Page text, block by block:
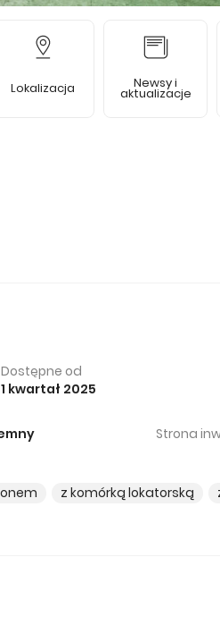
Lokalizacja Newsy i
aktualizacje
Dostępne od
1 kwartał 2025
Strona
z komórką lokatorską